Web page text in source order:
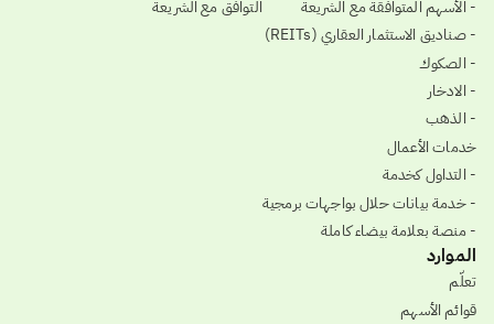
- الأسهم المتوافقة مع الشريعة
- صناديق الاستثمار العقاري (REITs)
- الصكوك
- الادخار
- الذهب
خدمات الأعمال
- التداول كخدمة
- خدمة بيانات حلال بواجهات برمجية
- منصة بعلامة بيضاء كاملة
التوافق مع الشريعة
الموارد
تعلّم
قوائم الأسهم